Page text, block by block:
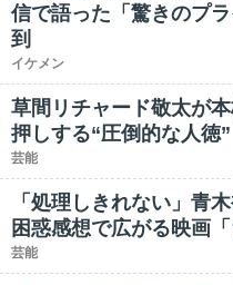
信で語った「驚きのプ
到
イケメン
草間リチャード敬太が
押しする“圧倒的な人徳”
芸能
「処理しきれない」青
困惑感想で広がる映画
芸能